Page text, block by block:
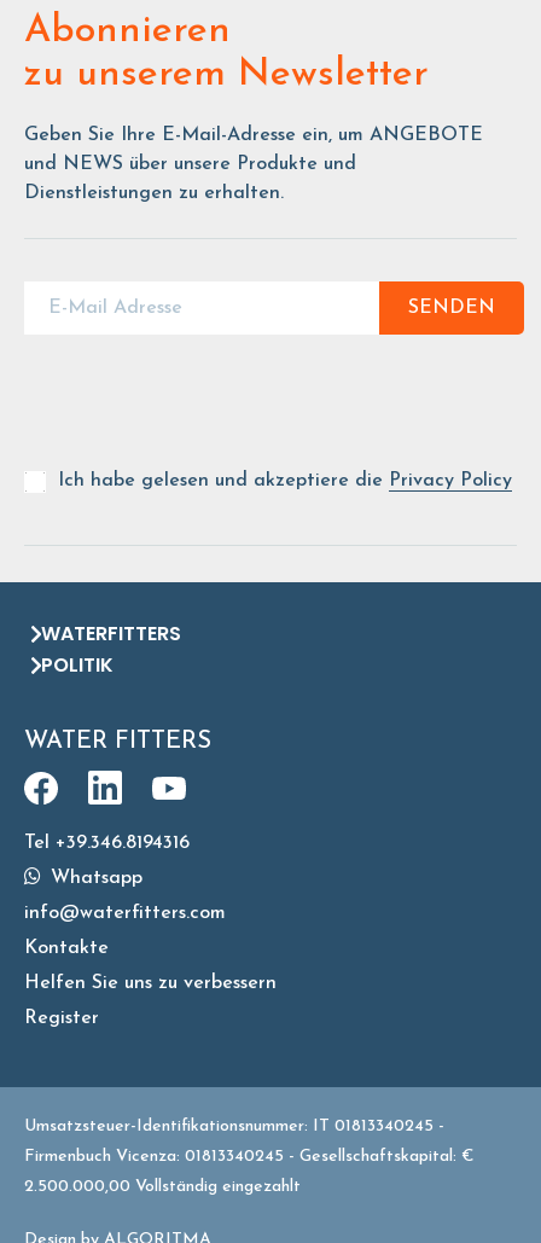
Abonnieren
zu unserem Newsletter
Geben Sie Ihre E-Mail-Adresse ein, um ANGEBOTE
und NEWS über unsere Produkte und
Dienstleistungen zu erhalten.
SENDEN
Ich habe gelesen und akzeptiere die Privacy Policy
WATERFITTERS
POLITIK
WATER FITTERS
Tel +39.346.8194316
Whatsapp
info@waterfitters.com
Kontakte
Helfen Sie uns zu verbessern
Register
Umsatzsteuer-Identifikationsnummer: IT 01813340245 -
Firmenbuch Vicenza: 01813340245 - Gesellschaftskapital: €
2.500.000,00 Vollständig eingezahlt